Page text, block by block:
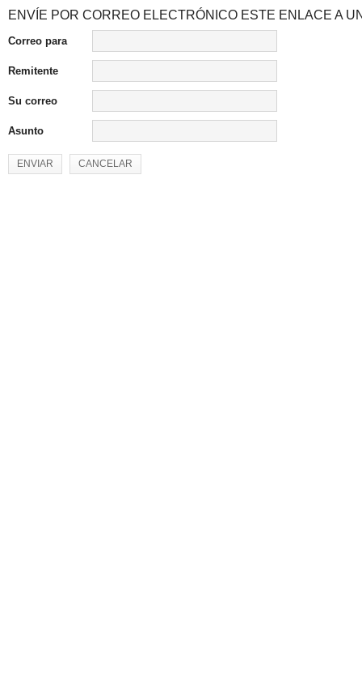
ENVÍE POR CORREO ELECTRÓNICO ESTE ENLACE A
Correo para
Remitente
Su correo
Asunto
ENVIAR CANCELAR